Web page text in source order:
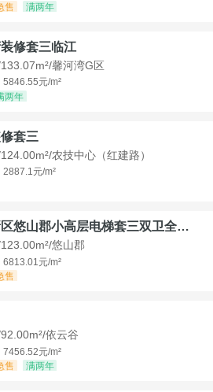
售 满两年
修套三临江
馨河湾G区
5846.55元/m²
两年
套三
农技中心（红建路）
2887.1元/m²
河东新区悠山郡小高层电梯套三双卫全装带家具家电
悠山郡
6813.01元/m²
售
依云谷
7456.52元/m²
售 满两年